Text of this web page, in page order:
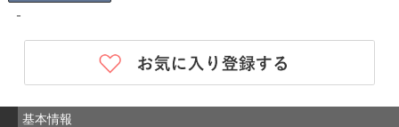
-
基本情報